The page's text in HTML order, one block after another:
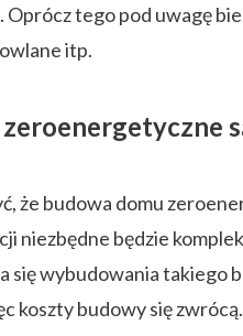
Oprócz tego pod uwagę
itp.
że budowa domu
niezbędne będzie
się wybudowania takiego
koszty budowy się zwrócą.